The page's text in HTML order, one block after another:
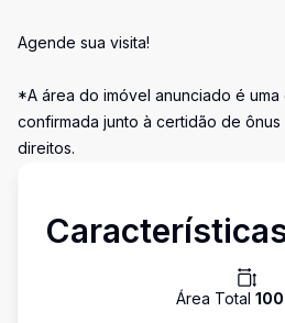
Agende sua visita!
*A área do imóvel anunciado é
confirmada junto à certidão de
direitos.
Área Total